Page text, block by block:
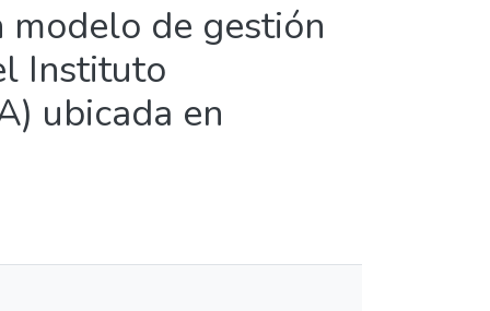
de gestión
Instituto
ubicada en